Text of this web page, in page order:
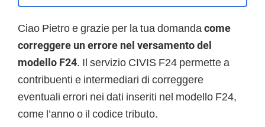
Ciao Pietro e grazie per la tua domandacome
correggere un errore nel versamento del
modello F24. Il servizio CIVIS F24 permette a
contribuenti e intermediari di correggere
eventuali errori nei dati inseriti nel modello F24,
come l’anno o il codice tributo.